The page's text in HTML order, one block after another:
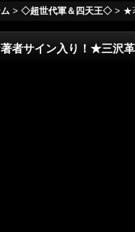
> ◇超世代軍＆四天王◇ > ★
者サイン入り！★三沢革